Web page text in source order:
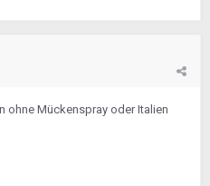
ohne Mückenspray oder Italien